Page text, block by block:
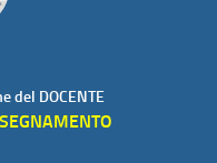
del DOCENTE